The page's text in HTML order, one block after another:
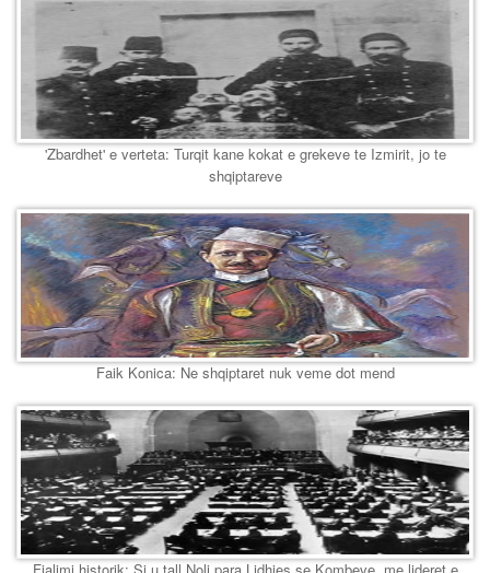
'Zbardhet' e verteta: Turqit kane kokat e grekeve te Izmirit, jo te
shqiptareve
Faik Konica: Ne shqiptaret nuk veme dot mend